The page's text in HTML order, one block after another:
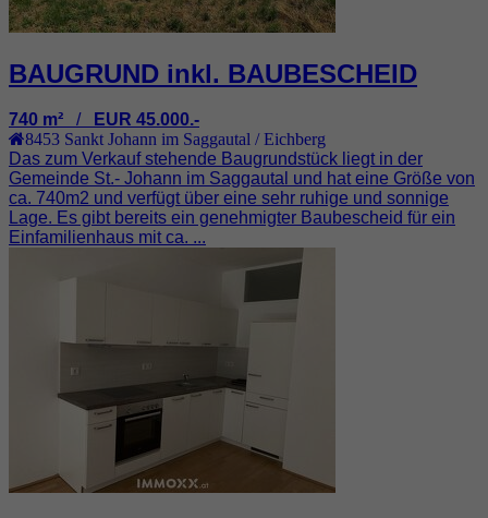
BAUGRUND inkl. BAUBESCHEID
740 m² / EUR 45.000.-
8453 Sankt Johann im Saggautal / Eichberg
Das zum Verkauf stehende Baugrundstück liegt in der
Gemeinde St.- Johann im Saggautal und hat eine Größe von
ca. 740m2 und verfügt über eine sehr ruhige und sonnige
Lage. Es gibt bereits ein genehmigter Baubescheid für ein
Einfamilienhaus mit ca. ...